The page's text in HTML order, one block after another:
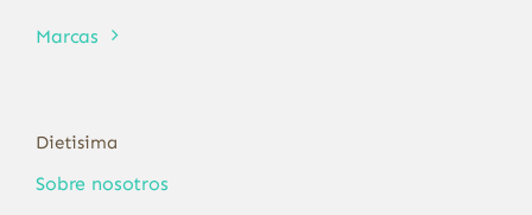
Marcas
Dietisima
Sobre nosotros